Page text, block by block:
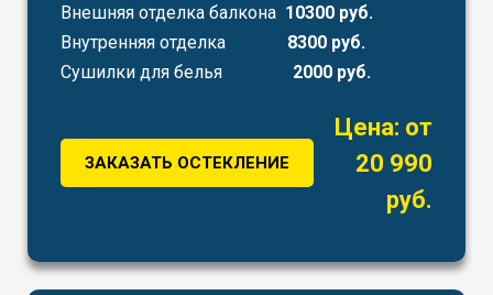
Внешняя отделка балкона 10300 руб.
Внутренняя отделка 8300 руб.
Сушилки для белья 2000 руб.
ЗАКАЗАТЬ ОСТЕКЛЕНИЕ
Цена: от
20 990
руб.